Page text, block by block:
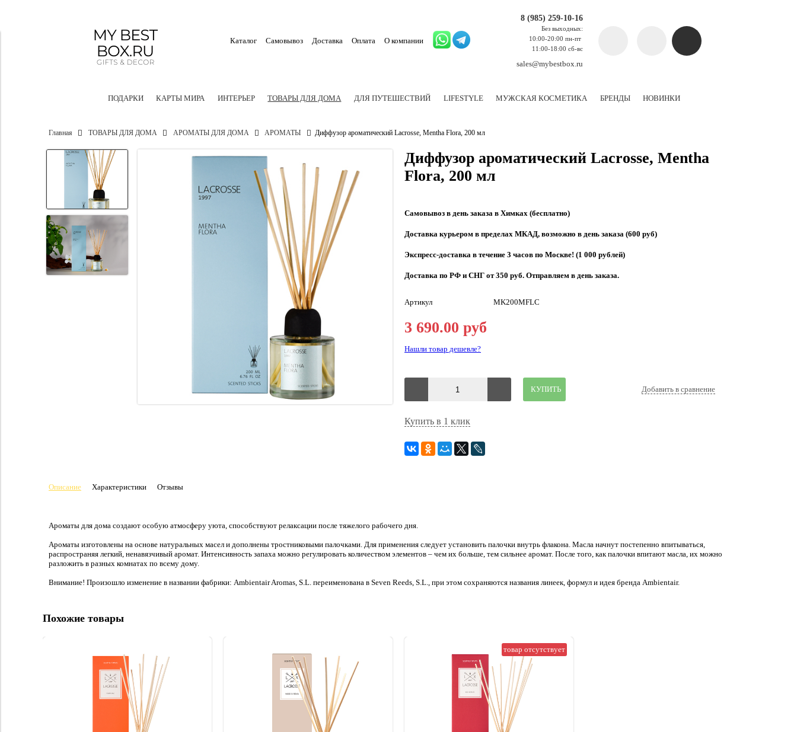
Каталог Самовывоз Доставка Оплата О компании
8 (985) 259-10-16
Без выходных:
10:00-20:00 пн-пт
11:00-18:00 сб-вс
sales@mybestbox.ru
ПОДАРКИ КАРТЫ МИРА ИНТЕРЬЕР ТОВАРЫ ДЛЯ ДОМА ДЛЯ ПУТЕШЕСТВИЙ LIFESTYLE МУЖСКАЯ КОСМЕТИКА БРЕНДЫ НОВИНКИ
Главная ТОВАРЫ ДЛЯ ДОМА АРОМАТЫ ДЛЯ ДОМА АРОМАТЫ Диффузор ароматический Lacrosse, Mentha Flora, 200 мл
Диффузор ароматический Lacrosse, Mentha
Flora, 200 мл
Самовывоз в день заказа в Химках (бесплатно)
Доставка курьером в пределах МКАД, возможно в день заказа (600 руб)
Экспресс-доставка в течение 3 часов по Москве! (1 000 рублей)
Доставка по РФ и СНГ от 350 руб. Отправляем в день заказа.
Артикул MK200MFLC
3 690.00 руб
Нашли товар дешевле?
КУПИТЬ Добавить в сравнение
Купить в 1 клик
Описание Характеристики Отзывы
Ароматы для дома создают особую атмосферу уюта, способствуют релаксации после тяжелого рабочего дня.
Ароматы изготовлены на основе натуральных масел и дополнены тростниковыми палочками. Для применения следует установить палочки внутрь флакона. Масла начнут постепенно впитываться,
распространяя легкий, ненавязчивый аромат. Интенсивность запаха можно регулировать количеством элементов – чем их больше, тем сильнее аромат. После того, как палочки впитают масла, их можно
разложить в разных комнатах по всему дому.
Внимание! Произошло изменение в названии фабрики: Ambientair Aromas, S.L. переименована в Seven Reeds, S.L., при этом сохраняются названия линеек, формул и идея бренда Ambientair.
Похожие товары
товар отсутствует